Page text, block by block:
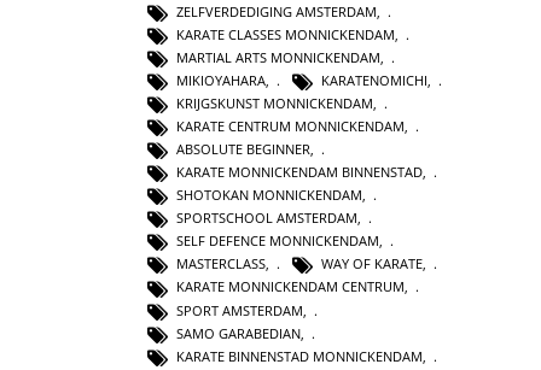
ZELFVERDEDIGING AMSTERDAM
KARATE CLASSES MONNICKENDAM
MARTIAL ARTS MONNICKENDAM
MIKIOYAHARA
KARATENOMICHI
KRIJGSKUNST MONNICKENDAM
KARATE CENTRUM MONNICKENDAM,
ABSOLUTE BEGINNER,
KARATE MONNICKENDAM BINNENSTAD,
SHOTOKAN MONNICKENDAM,
SPORTSCHOOL AMSTERDAM,
SELF DEFENCE MONNICKENDAM,
MASTERCLASS, WAY OF KARATE,
KARATE MONNICKENDAM CENTRUM,
SPORT AMSTERDAM
SAMO GARABEDIAN
KARATE BINNENSTAD MONNICKENDAM